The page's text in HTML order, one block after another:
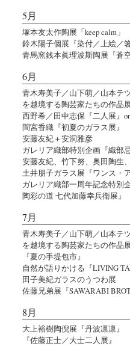
5月
塚本友太作陶展「keep calm」
鈴木陽子個展『染付／上絵／
青馬窯銭本眞理波斯陶展『蒼
6月
青木寿美子／山下萌／山本テ
を越境する陶芸家たちの作品展
西野希／田中志保『二人展』
間宮香織『初夏のガラス展』
安藤友紀＋安洞雅彦
ガレリア織部特別企画『織部
安藤友紀、竹下努、奥田陶生
土井朋子ガラス展『ワンス・
ガレリア織部一周年記念特別
陶彩の道 七代加藤幸兵衛展』
7月
青木寿美子／山下萌／山本テ
を越境する陶芸家たちの作品
『夏の手堤包市』
自然が語りかける『LIVING
田子美紀ガラスのうつわ展
佐藤兄弟展『SAWARABI
8月
大上裕樹陶倪展『丹波凛凛』
『佐藤正士／大士二人展』